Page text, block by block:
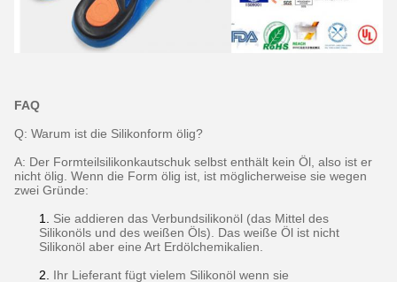
FAQ
Q: Warum ist die Silikonform ölig?
A: Der Formteilsilikonkautschuk selbst enthält kein Öl, also ist er
nicht ölig. Wenn die Form ölig ist, ist möglicherweise sie wegen
zwei Gründe:
1. Sie addieren das Verbundsilikonöl (das Mittel des
Silikonöls und des weißen Öls). Das weiße Öl ist nicht
Silikonöl aber eine Art Erdölchemikalien.
2. Ihr Lieferant fügt vielem Silikonöl wenn sie